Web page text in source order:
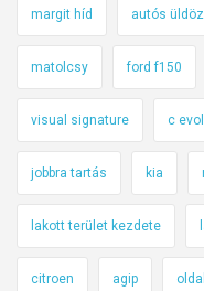
margit híd autós
matolcsy ford f150
visual signature c
jobbra tartás kia
lakott terület kezdete
citroen agip